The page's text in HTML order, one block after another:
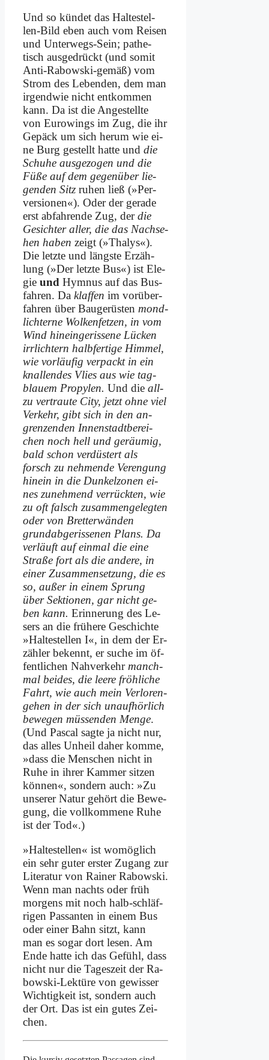
Und so kün­det das Hal­te­stel­
len-Bild eben auch vom Rei­sen
und Un­ter­wegs-Sein; pa­the­
tisch aus­ge­drückt (und so­mit
An­ti-Ra­bow­ski-ge­mäß) vom
Strom des Le­ben­den, dem man
ir­gend­wie nicht ent­kom­men
kann. Da ist die An­ge­stell­te
von Eu­ro­wings im Zug, die ihr
Ge­päck um sich her­um wie ei­
ne Burg ge­stellt hat­te und die
Schu­he aus­ge­zo­gen und die
Fü­ße auf dem ge­gen­über lie­
gen­den Sitz ru­hen ließ (»Per­
ver­sio­nen«). Oder der ge­ra­de
erst ab­fah­ren­de Zug, derdie
Ge­sich­ter al­ler, die das Nach­se­
hen ha­ben zeigt (»Tha­lys«).
Die letz­te und läng­ste Er­zäh­
lung (»Der letz­te Bus«) ist Ele­
gie und Hym­nus auf das Bus­
fah­ren. Da klaf­fen im vor­über­
fah­ren über Bau­ge­rü­sten mond­
lich­ter­ne Wol­ken­fet­zen, in vom
Wind hin­ein­ge­ris­se­ne Lücken
irr­lich­tern halb­fer­ti­ge Him­mel,
wie vor­läu­fig ver­packt in ein
knal­len­des Vlies aus wie tag­
blau­em Pro­py­len. Und die all­
zu ver­trau­te Ci­ty, jetzt oh­ne viel
Ver­kehr, gibt sich in den an­
gren­zen­den In­nen­stadt­be­rei­
chen noch hell und ge­räu­mig,
bald schon ver­dü­stert als
forsch zu neh­men­de Ver­en­gung
hin­ein in die Dun­kel­zo­nen ei­
nes zu­neh­mend ver­rück­ten, wie
zu oft falsch zu­sam­men­ge­leg­ten
oder von Bret­ter­wän­den
grund­ab­ge­ris­se­nen Plans. Da
ver­läuft auf ein­mal die ei­ne
Stra­ße fort als die an­de­re, in
ei­ner Zu­sam­men­set­zung, die es
so, au­ßer in ei­nem Sprung
über Sek­tio­nen, gar nicht ge­
ben kann. Er­in­ne­rung des Le­
sers an die frü­he­re Ge­schich­te
»Hal­te­stel­len I«, in dem der Er­
zäh­ler be­kennt, er su­che im öf­
fent­li­chen Nah­ver­kehr manch­
mal bei­des, die lee­re fröh­li­che
Fahrt, wie auch mein Ver­lo­ren­
ge­hen in der sich un­auf­hör­lich
be­we­gen müs­sen­den Men­ge.
(Und Pas­cal sag­te ja nicht nur,
das al­les Un­heil da­her kom­me,
»dass die Men­schen nicht in
Ru­he in ih­rer Kam­mer sit­zen
kön­nen«, son­dern auch: »Zu
un­se­rer Na­tur ge­hört die Be­we­
gung, die voll­kom­me­ne Ru­he
ist der Tod«.)
»Hal­te­stel­len« ist wo­mög­lich
ein sehr gu­ter er­ster Zu­gang zur
Li­te­ra­tur von Rai­ner Ra­bow­ski.
Wenn man nachts oder früh
mor­gens mit noch halb-schläf­
ri­gen Pas­san­ten in ei­nem Bus
oder ei­ner Bahn sitzt, kann
man es so­gar dort le­sen. Am
En­de hat­te ich das Ge­fühl, dass
nicht nur die Ta­ges­zeit der Ra­
bow­ski-Lek­tü­re von ge­wis­ser
Wich­tig­keit ist, son­dern auch
der Ort. Das ist ein gu­tes Zei­
chen.